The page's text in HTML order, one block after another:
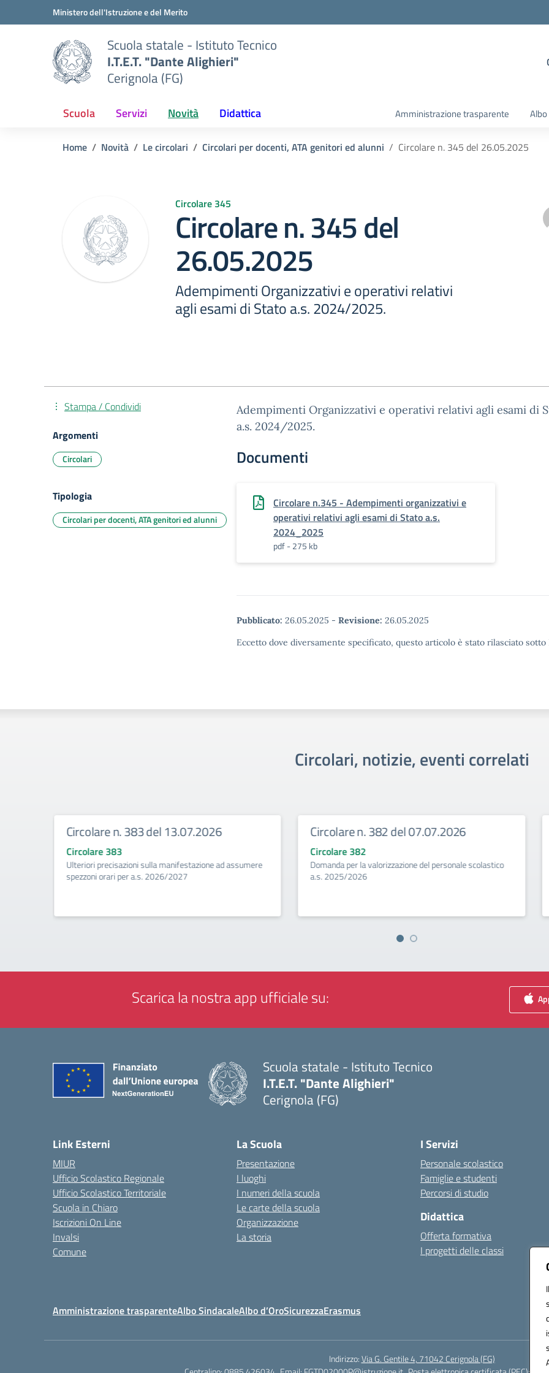
Vai ai contenuti
Vai al menu di navigazioneMinistero dell'Istruzione e del Merito
Scuola statale - Istituto Tecnico
I.T.E.T. "Dante Alighieri"
Cerignola (FG)
Scuola Servizi Novità Didattica Amministrazione trasparente
Home Novità Le circolari Circolari per docenti, ATA genitori ed alunni Circolare n. 345 del 26.05.2025
Circolare 345
Circolare n. 345 del
26.05.2025
Adempimenti Organizzativi e operativi relativi
agli esami di Stato a.s. 2024/2025.
Adempimenti Organizzativi e operativi relativi agli esami di
a.s. 2024/2025.
Documenti
Circolare n.345 - Adempimenti organizzativi e
operativi relativi agli esami di Stato a.s.
2024_2025
pdf - 275 kb
Pubblicato: 26.05.2025 - Revisione: 26.05.2025
Eccetto dove diversamente specificato, questo articolo è stato rilasciato
Stampa / Condividi
Argomenti
Circolari
Tipologia
Circolari per docenti, ATA genitori ed alunni
Circolari, notizie, eventi correlati
Circolare n. 383 del 13.07.2026
Circolare 383
Ulteriori precisazioni sulla manifestazione ad assumere
spezzoni orari per a.s. 2026/2027
Circolare n. 382 del 07.07.2026
Circolare 382
Domanda per la valorizzazione del personale scolastico
a.s. 2025/2026
Scarica la nostra app ufficiale su:
Scuola statale - Istituto Tecnico
I.T.E.T. "Dante Alighieri"
Cerignola (FG)
Link Esterni
MIUR
Ufficio Scolastico Regionale
Ufficio Scolastico Territoriale
Scuola in Chiaro
Iscrizioni On Line
Invalsi
Comune
La Scuola
Presentazione
I luoghi
I numeri della scuola
Le carte della scuola
Organizzazione
La storia
I Servizi
Personale scolastico
Famiglie e studenti
Percorsi di studio
Didattica
Offerta formativa
I progetti delle classi
Amministrazione trasparenteAlbo SindacaleAlbo d’OroSicurezzaErasmus
Indirizzo:Via G. Gentile 4, 71042 Cerignola (FG)